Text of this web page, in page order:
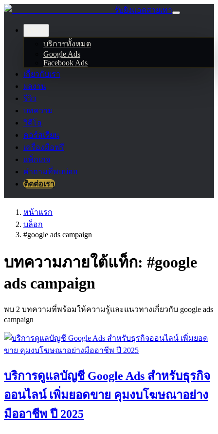
รับยิงแอดสายเทา
บริการทั้งหมด
Google Ads
Facebook Ads
เกี่ยวกับเรา
ผลงาน
รีวิว
บทความ
วิดีโอ
คอร์สเรียน
เครื่องมือฟรี
แพ็กเกจ
คำถามที่พบบ่อย
ติดต่อเรา
หน้าแรก
บล็อก
#google ads campaign
บทความภายใต้แท็ก: #google
ads campaign
พบ 2 บทความที่พร้อมให้ความรู้และแนวทางเกี่ยวกับ google ads
campaign
บริการดูแลบัญชี Google Ads สำหรับธุรกิจ
ออนไลน์ เพิ่มยอดขาย คุมงบโฆษณาอย่าง
มืออาชีพ ปี 2025